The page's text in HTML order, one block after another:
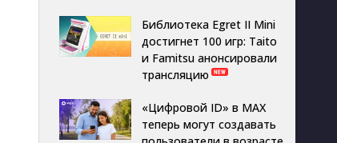
Библиотека Egret II Mini
достигнет 100 игр: Taito
и Famitsu анонсировали
трансляцию
«Цифровой ID» в MAX
теперь могут создавать